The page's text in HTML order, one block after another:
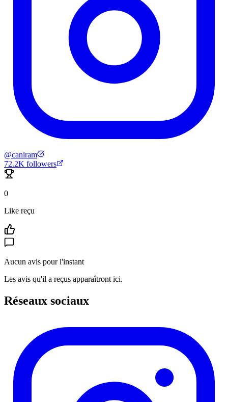
@caniram
72.2K followers
0
Like reçu
Aucun avis pour l'instant
Les avis qu'il a reçus apparaîtront ici.
Réseaux sociaux